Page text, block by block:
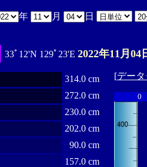
年 月 日
33ﾟ12'N 129ﾟ23'E 2022年11月04
314.0 cm
272.0 cm
230.0 cm
202.0 cm
90.0 cm
157.0 cm
[デー
0